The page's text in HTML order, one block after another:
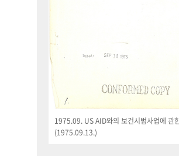
1975.09. US AID와의 보건시범사업에 관
(1975.09.13.)